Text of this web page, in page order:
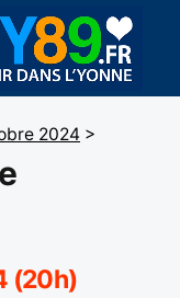
2024 >
(20h)